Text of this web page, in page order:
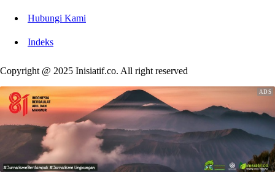
Hubungi Kami
Indeks
Copyright @ 2025 Inisiatif.co. All right reserved